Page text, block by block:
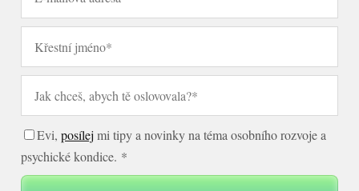
Evi,posílej mi tipy a novinky na téma osobního rozvoje a
psychické kondice. *